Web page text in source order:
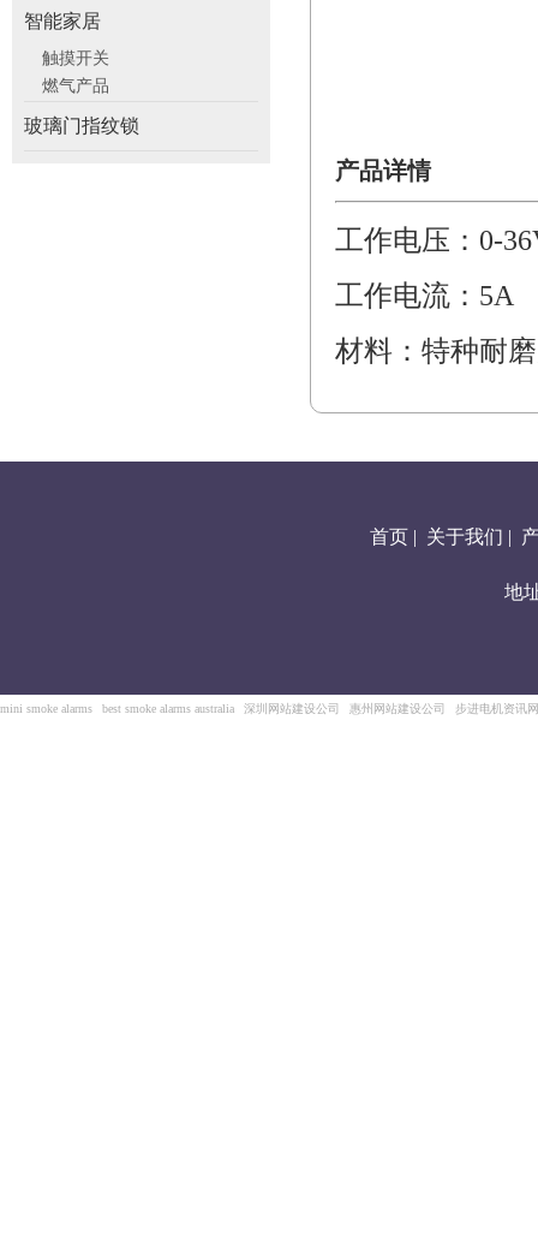
智能家居
触摸开关
燃气产品
玻璃门指纹锁
产品详情
工作电压：0-
工作电流：5A
材料：特种耐
首页| 关于我们 |
地
mini smoke alarms best smoke alarms australia 深圳网站建设公司 惠州网站建设公司 步进电机资讯网